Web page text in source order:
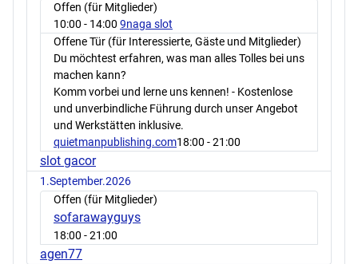
Offen (für Mitglieder)
10:00 - 14:00 9naga slot
Offene Tür (für Interessierte, Gäste und Mitglieder)
Du möchtest erfahren, was man alles Tolles bei uns
machen kann?
Komm vorbei und lerne uns kennen! - Kostenlose
und unverbindliche Führung durch unser Angebot
und Werkstätten inklusive.
quietmanpublishing.com18:00 - 21:00
slot gacor
1.September.2026
Offen (für Mitglieder)
sofarawayguys
18:00 - 21:00
agen77